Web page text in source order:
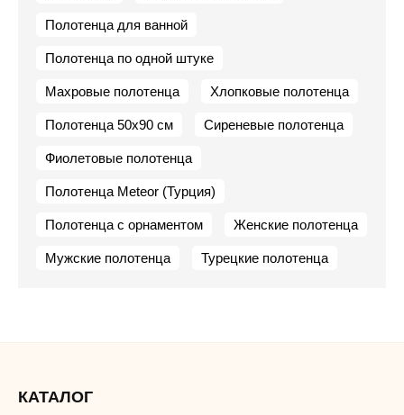
Полотенца для ванной
Полотенца по одной штуке
Махровые полотенца Хлопковые полотенца
Полотенца 50х90 см Сиреневые полотенца
Фиолетовые полотенца
Полотенца Meteor (Турция)
Полотенца с орнаментом Женские полотенца
Мужские полотенца Турецкие полотенца
КАТАЛОГ